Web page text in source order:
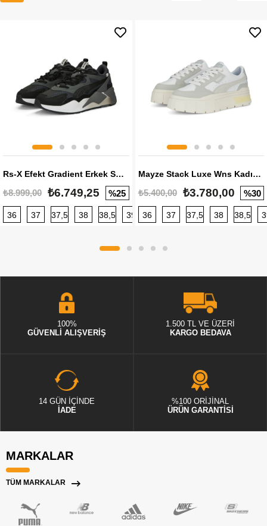
Rs-X Efekt Gradient Erkek Sneaker
₺8.999,00 ₺6.749,25 %25
36 37 37,5 38 38,5 39 40 40,5 41 42 42,5
Mayze Stack Luxe Wns Kadın Sneaker
₺5.400,00 ₺3.780,00 %30
36 37 37,5 38 38,5
100%
GÜVENLİ ALIŞVERİŞ
1.500 TL VE ÜZERİ
KARGO BEDAVA
14 GÜN İÇİNDE
İADE
%100 ORİJİNAL
ÜRÜN GARANTİSİ
MARKALAR
TÜM MARKALAR